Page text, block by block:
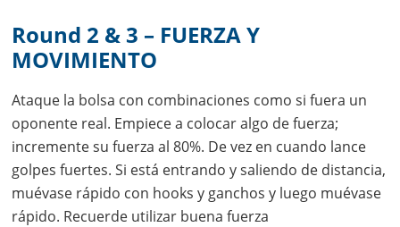
Round 2 & 3 – FUERZA Y
MOVIMIENTO
Ataque la bolsa con combinaciones como si fuera un
oponente real. Empiece a colocar algo de fuerza;
incremente su fuerza al 80%. De vez en cuando lance
golpes fuertes. Si está entrando y saliendo de distancia,
muévase rápido con hooks y ganchos y luego muévase
rápido. Recuerde utilizar buena fuerza